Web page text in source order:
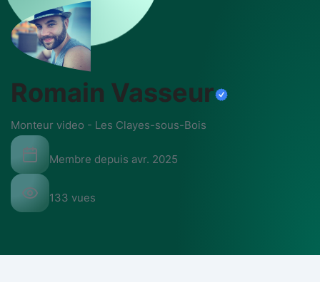
Romain Vasseur
Monteur video - Les Clayes-sous-Bois
Membre depuis avr. 2025
133 vues